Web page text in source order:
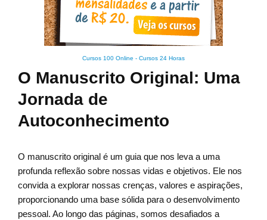
Cursos 100 Online - Cursos 24 Horas
O Manuscrito Original: Uma
Jornada de
Autoconhecimento
O manuscrito original é um guia que nos leva a uma
profunda reflexão sobre nossas vidas e objetivos. Ele nos
convida a explorar nossas crenças, valores e aspirações,
proporcionando uma base sólida para o desenvolvimento
pessoal. Ao longo das páginas, somos desafiados a